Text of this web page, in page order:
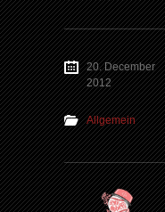
20. December
2012
Allgemein